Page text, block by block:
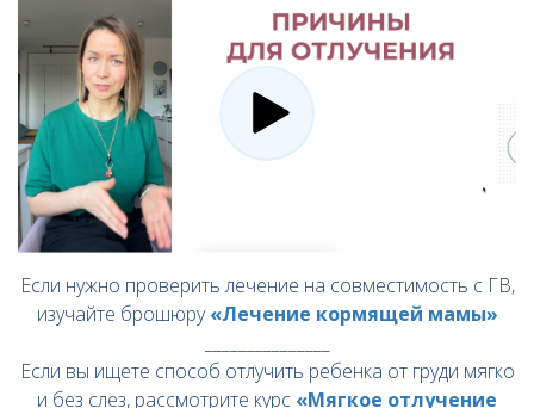
Если нужно проверить лечение на совместимость с ГВ,
изучайте брошюру«Лечение кормящей мамы»
Если вы ищете способ отлучить ребенка от груди мягко
и без слез, рассмотрите курс «Мягкое отлучение